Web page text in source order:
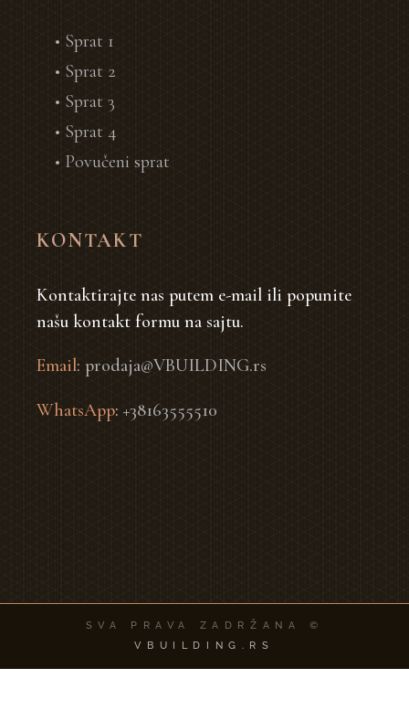
• Sprat 1
• Sprat 2
• Sprat 3
• Sprat 4
• Povučeni sprat
KONTAKT
Kontaktirajte nas putem e-mail ili popunite
našu kontakt formu na sajtu.
Email:prodaja@VBUILDING.rs
WhatsApp:+38163555510
SVA PRAVA ZADRŽANA ©
VBUILDING.RS